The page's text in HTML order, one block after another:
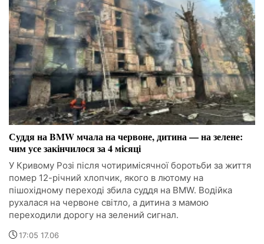
Суддя на BMW мчала на червоне, дитина — на зелене:
чим усе закінчилося за 4 місяці
У Кривому Розі після чотиримісячної боротьби за життя
помер 12-річний хлопчик, якого в лютому на
пішохідному переході збила суддя на BMW. Водійка
рухалася на червоне світло, а дитина з мамою
переходили дорогу на зелений сигнал.
17:05 17.06